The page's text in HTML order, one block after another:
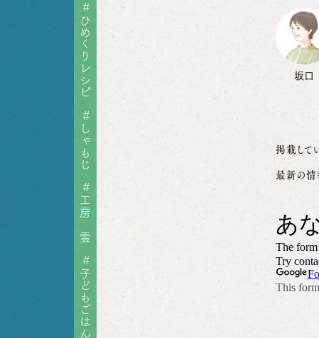
坂口
掲載して
最新の情
#
ひめくりレシピ
#
しゃもじ
#
工房 雲
#
子どもごはん